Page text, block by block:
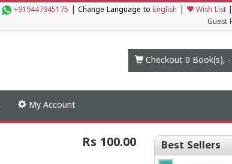
+919447945175 Change Language to English Wish List
Guest
Checkout 0 Book(s), -
My Account
Rs 100.00 Best Sellers